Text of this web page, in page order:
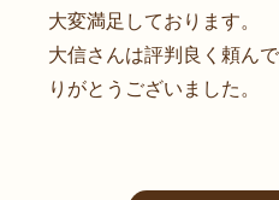
大変満足しております。
大信さんは評判良く頼ん
りがとうございました。